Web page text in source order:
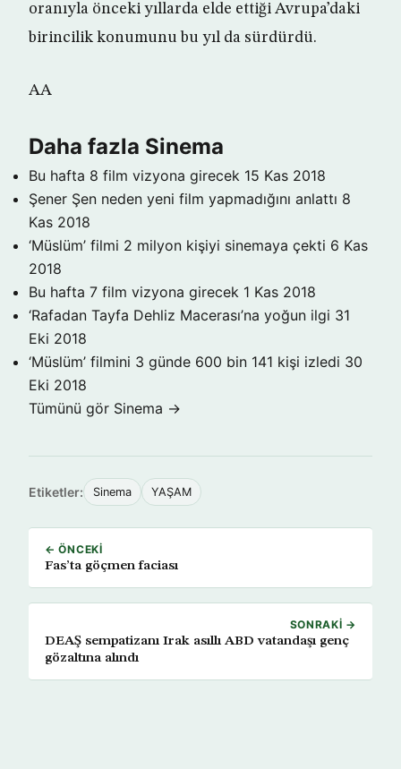
oranıyla önceki yıllarda elde ettiği Avrupa’daki
birincilik konumunu bu yıl da sürdürdü.
AA
Daha fazla Sinema
Bu hafta 8 film vizyona girecek 15 Kas 2018
Şener Şen neden yeni film yapmadığını anlattı 8
Kas 2018
‘Müslüm’ filmi 2 milyon kişiyi sinemaya çekti 6 Kas
2018
Bu hafta 7 film vizyona girecek 1 Kas 2018
‘Rafadan Tayfa Dehliz Macerası’na yoğun ilgi 31
Eki 2018
‘Müslüm’ filmini 3 günde 600 bin 141 kişi izledi 30
Eki 2018
Tümünü gör Sinema →
Etiketler: Sinema YAŞAM
← ÖNCEKI
Fas’ta göçmen faciası
SONRAKI →
DEAŞ sempatizanı Irak asıllı ABD vatandaşı genç
gözaltına alındı